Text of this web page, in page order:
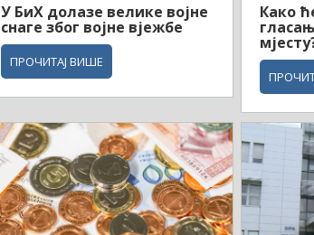
У БиХ долазе велике војне
снаге због војне вјежбе
ПРОЧИТАЈ ВИШЕ
Како